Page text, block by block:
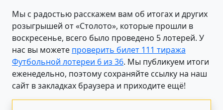
Мы с радостью расскажем вам об итогах и других
розыгрышей от «Столото», которые прошли в
воскресенье, всего было проведено 5 лотерей. У
нас вы можете проверить билет 111 тиража
Футбольной лотереи 6 из 36. Мы публикуем итоги
еженедельно, поэтому сохраняйте ссылку на наш
сайт в закладках браузера и приходите ещё!